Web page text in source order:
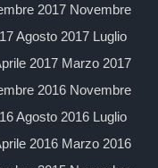
2017 Novembre
Agosto 2017 Luglio
2017 Marzo 2017
2016 Novembre
Agosto 2016 Luglio
2016 Marzo 2016